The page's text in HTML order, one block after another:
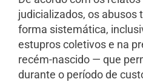
judicializados, os abusos
forma sistemática,
estupros coletivos e na
recém-nascido — que
durante o período de